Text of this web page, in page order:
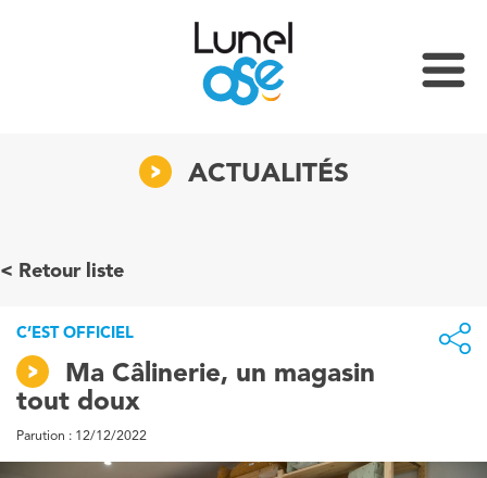
ACTUALITÉS
Retour liste
Ma Câlinerie, un magasin
tout doux
C’EST OFFICIEL
Parution : 12/12/2022